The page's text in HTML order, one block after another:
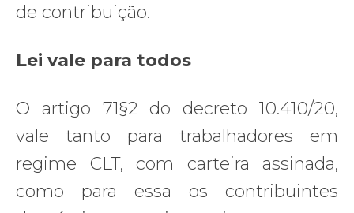
de contribuição.
Lei vale para todos
O artigo 71§2 do decreto 10.410/20,
vale tanto para trabalhadores em
regime CLT, com carteira assinada,
como para essa os contribuintes